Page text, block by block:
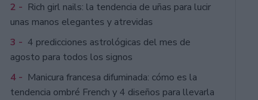
2 - Rich girl nails: la tendencia de uñas para lucir
unas manos elegantes y atrevidas
3 - 4 predicciones astrológicas del mes de
agosto para todos los signos
4 - Manicura francesa difuminada: cómo es la
tendencia ombré French y 4 diseños para llevarla